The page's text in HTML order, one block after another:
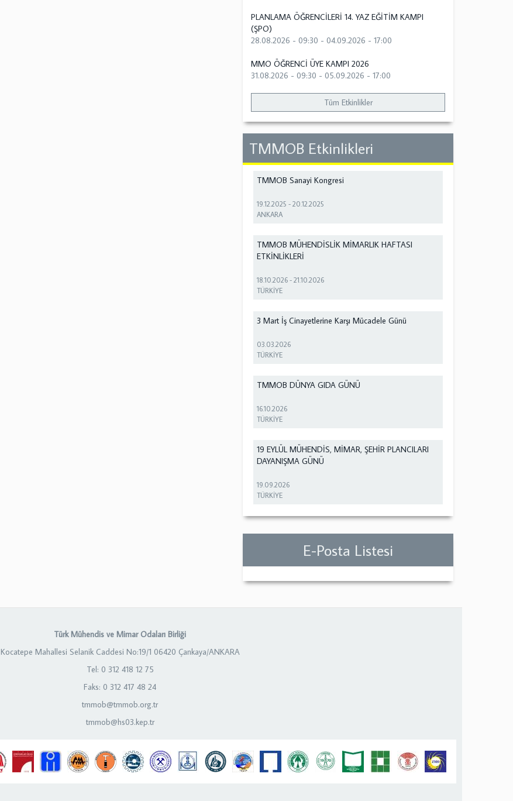
PLANLAMA ÖĞRENCİLERİ 14. YAZ EĞİTİM KAMPI
(ŞPO)
28.08.2026 - 09:30 -04.09.2026 - 17:00
MMO ÖĞRENCİ ÜYE KAMPI 2026
31.08.2026 - 09:30 -05.09.2026 - 17:00
Tüm Etkinlikler
TMMOB Etkinlikleri
TMMOB Sanayi Kongresi
19.12.2025 -20.12.2025
ANKARA
TMMOB MÜHENDİSLİK MİMARLIK HAFTASI
ETKİNLİKLERİ
18.10.2026 -21.10.2026
TÜRKİYE
3 Mart İş Cinayetlerine Karşı Mücadele Günü
03.03.2026
TÜRKİYE
TMMOB DÜNYA GIDA GÜNÜ
16.10.2026
TÜRKİYE
19 EYLÜL MÜHENDİS, MİMAR, ŞEHİR PLANCILARI
DAYANIŞMA GÜNÜ
19.09.2026
TÜRKİYE
E-Posta Listesi
Türk Mühendis ve Mimar Odaları Birliği
Kocatepe Mahallesi Selanik Caddesi No:19/1 06420 Çankaya/ANKARA
Tel: 0 312 418 12 75
Faks: 0 312 417 48 24
tmmob@tmmob.org.tr
tmmob@hs03.kep.tr